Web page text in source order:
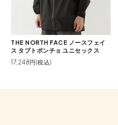
THE NORTH FACE ノースフェイ
ス タプトポンチョ ユニセックス
17,248円(税込)